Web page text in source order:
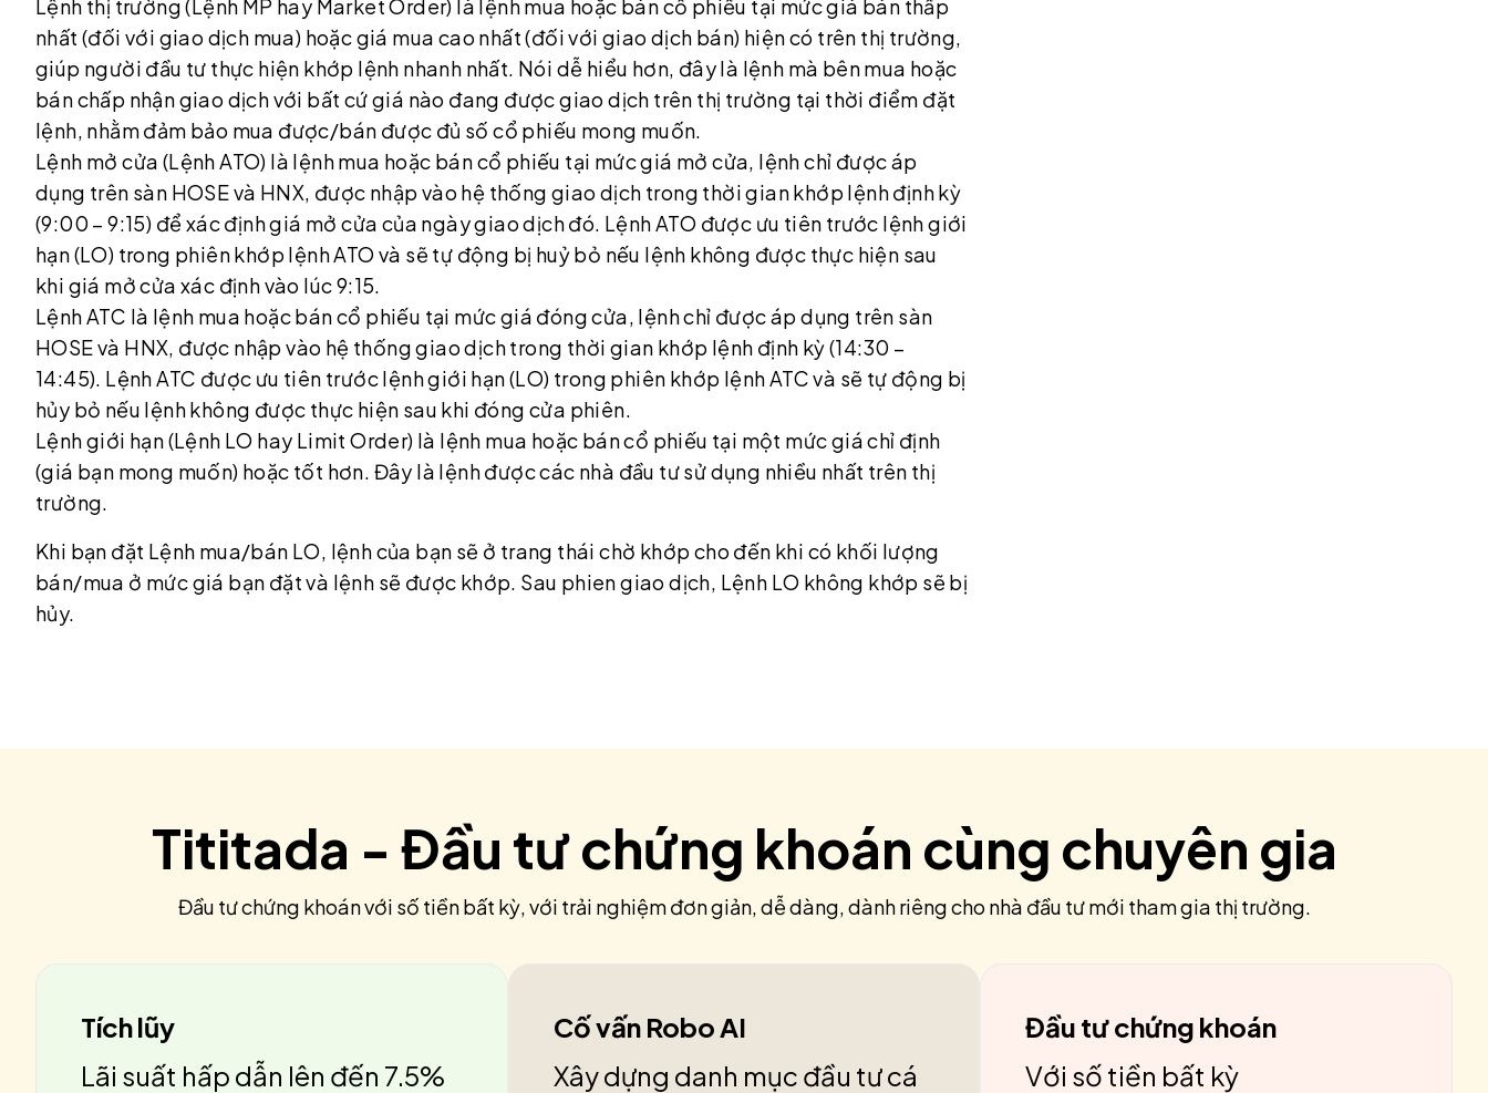
Lệnh thị trường (Lệnh MP hay Market Order) là lệnh mua hoặc bán cổ phiếu tại mức giá bán thấp
nhất (đối với giao dịch mua) hoặc giá mua cao nhất (đối với giao dịch bán) hiện có trên thị trường,
giúp người đầu tư thực hiện khớp lệnh nhanh nhất. Nói dễ hiểu hơn, đây là lệnh mà bên mua hoặc
bán chấp nhận giao dịch với bất cứ giá nào đang được giao dịch trên thị trường tại thời điểm đặt
lệnh, nhằm đảm bảo mua được/bán được đủ số cổ phiếu mong muốn.
Lệnh mở cửa (Lệnh ATO) là lệnh mua hoặc bán cổ phiếu tại mức giá mở cửa, lệnh chỉ được áp
dụng trên sàn HOSE và HNX, được nhập vào hệ thống giao dịch trong thời gian khớp lệnh định kỳ
(9:00 – 9:15) để xác định giá mở cửa của ngày giao dịch đó. Lệnh ATO được ưu tiên trước lệnh giới
hạn (LO) trong phiên khớp lệnh ATO và sẽ tự động bị huỷ bỏ nếu lệnh không được thực hiện sau
khi giá mở cửa xác định vào lúc 9:15.
Lệnh ATC là lệnh mua hoặc bán cổ phiếu tại mức giá đóng cửa, lệnh chỉ được áp dụng trên sàn
HOSE và HNX, được nhập vào hệ thống giao dịch trong thời gian khớp lệnh định kỳ (14:30 –
14:45). Lệnh ATC được ưu tiên trước lệnh giới hạn (LO) trong phiên khớp lệnh ATC và sẽ tự động bị
hủy bỏ nếu lệnh không được thực hiện sau khi đóng cửa phiên.
Lệnh giới hạn (Lệnh LO hay Limit Order) là lệnh mua hoặc bán cổ phiếu tại một mức giá chỉ định
(giá bạn mong muốn) hoặc tốt hơn. Đây là lệnh được các nhà đầu tư sử dụng nhiều nhất trên thị
trường.
Khi bạn đặt Lệnh mua/bán LO, lệnh của bạn sẽ ở trang thái chờ khớp cho đến khi có khối lượng
bán/mua ở mức giá bạn đặt và lệnh sẽ được khớp. Sau phien giao dịch, Lệnh LO không khớp sẽ bị
hủy.
Tititada - Đầu tư chứng khoán cùng chuyên gia
Đầu tư chứng khoán với số tiền bất kỳ, với trải nghiệm đơn giản, dễ dàng, dành riêng cho nhà đầu tư mới tham gia thị trường.
Tích lũy
Lãi suất hấp dẫn lên đến 7.5%
Cố vấn Robo AI
Xây dựng danh mục đầu tư cá
Đầu tư chứng khoán
Với số tiền bất kỳ